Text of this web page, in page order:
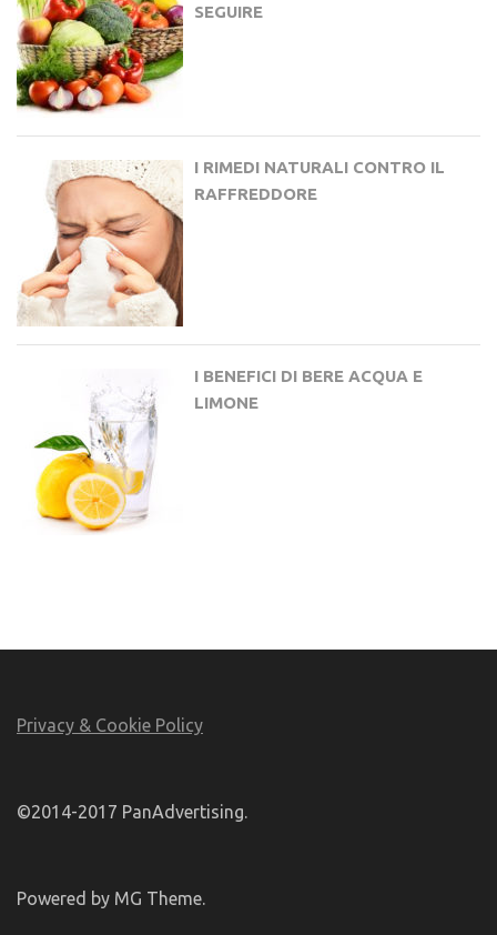
SEGUIRE
I RIMEDI NATURALI CONTRO IL
RAFFREDDORE
I BENEFICI DI BERE ACQUA E
LIMONE
Privacy & Cookie Policy
©2014-2017 PanAdvertising.
Powered by MG Theme.